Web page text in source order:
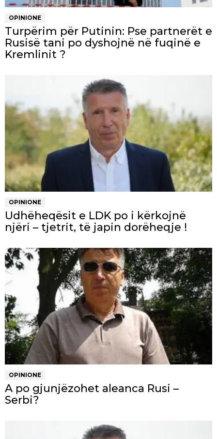
OPINIONE
Turpërim për Putinin: Pse partnerët e
Rusisë tani po dyshojnë në fuqinë e
Kremlinit ?
OPINIONE
Udhëheqësit e LDK po i kërkojnë
njëri – tjetrit, të japin dorëheqje !
OPINIONE
A po gjunjëzohet aleanca Rusi –
Serbi?